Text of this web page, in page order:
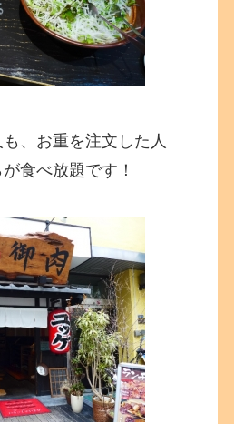
、お重を注文した人
食べ放題です！